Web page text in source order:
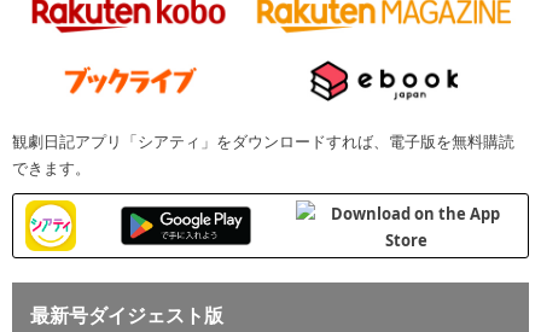
観劇日記アプリ「シアティ」をダウンロードすれば、電子版を無料購読
できます。
最新号ダイジェスト版